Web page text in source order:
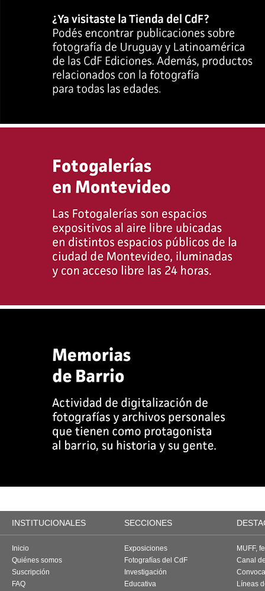
INSTITUCIONALES SECCIONES
Inicio
Quiénes somos
Suscripción
FAQ
Exposiciones
Fotografías del CdF
Investigación
Educativa
MUFF,
Canal
Líneas